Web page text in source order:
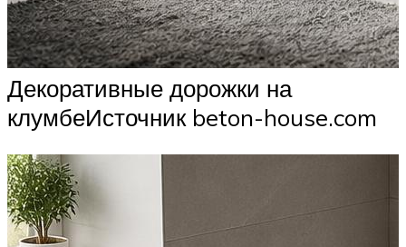
Декоративные дорожки на
клумбеИсточник beton-house.com